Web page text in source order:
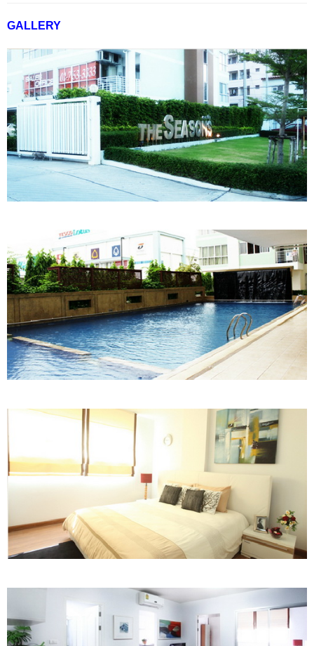
GALLERY